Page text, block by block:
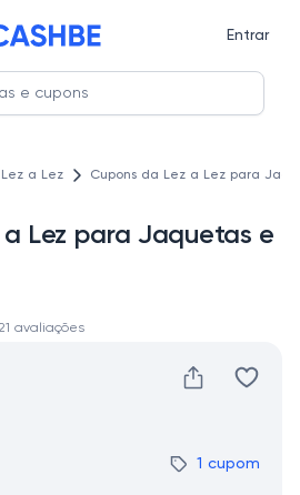
Entrar
a Lez Cupons da Lez a Lez para
Lez para Jaquetas e
1 cupom
avaliações